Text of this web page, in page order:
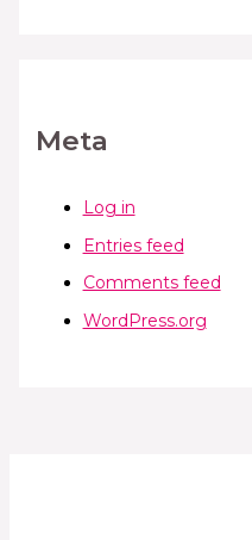
Meta
Log in
Entries feed
Comments feed
WordPress.org